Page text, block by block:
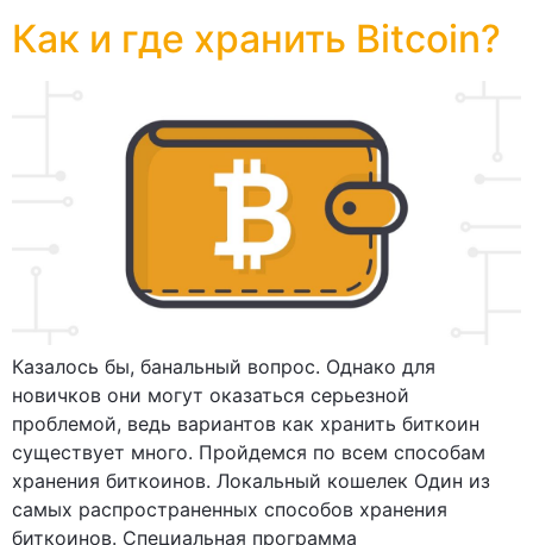
Как и где хранить Bitcoin?
Казалось бы, банальный вопрос. Однако для
новичков они могут оказаться серьезной
проблемой, ведь вариантов как хранить биткоин
существует много. Пройдемся по всем способам
хранения биткоинов. Локальный кошелек Один из
самых распространенных способов хранения
биткоинов. Специальная программа